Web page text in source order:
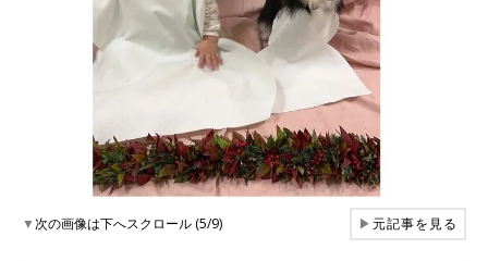
▼次の画像は下へスクロール (5/9) ▶元記事を見る